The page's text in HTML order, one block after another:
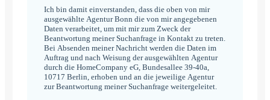
Ich bin damit einverstanden, dass die oben von mir
ausgewählte Agentur Bonn die von mir angegebenen
Daten verarbeitet, um mit mir zum Zweck der
Beantwortung meiner Suchanfrage in Kontakt zu treten.
Bei Absenden meiner Nachricht werden die Daten im
Auftrag und nach Weisung der ausgewählten Agentur
durch die HomeCompany eG, Bundesallee 39-40a,
10717 Berlin, erhoben und an die jeweilige Agentur
zur Beantwortung meiner Suchanfrage weitergeleitet.